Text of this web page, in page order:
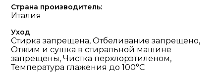
Страна производитель:
Италия
Уход
Стирка запрещена, Отбеливание запрещено,
Отжим и сушка в стиральной машине
запрещены, Чистка перхлорэтиленом,
Температура глажения до 100°С